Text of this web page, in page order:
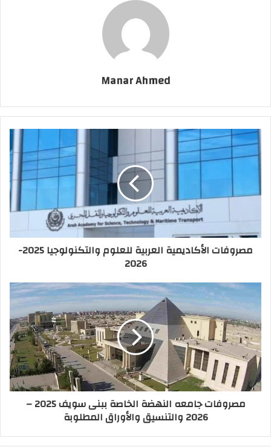
Manar Ahmed
مصروفات الأكاديمية العربية للعلوم والتكنولوجيا 2025-
2026
مصروفات جامعه النهضة الخاصة ببنى سويف 2025 –
2026 والتنسيق والأوراق المطلوبة